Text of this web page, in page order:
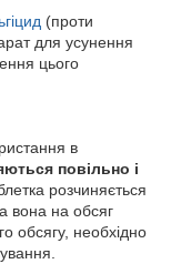
(проти
для усунення
цього
в
повільно і
розчиняється
вона на обсяг
обсягу, необхідно